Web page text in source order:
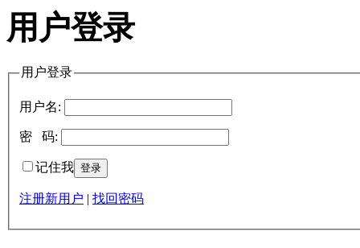
用户登录
用户登录
用户名:
密 码:
记住我
注册新用户 | 找回密码